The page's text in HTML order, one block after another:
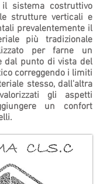
sistema costruttivo
strutture verticali e
prevalentemente il
più tradizionale
per farne un
dal punto di vista del
correggendo i limiti
stesso, dall'altra
gli aspetti
un confort